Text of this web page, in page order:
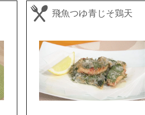
飛魚つゆ青じそ鶏天